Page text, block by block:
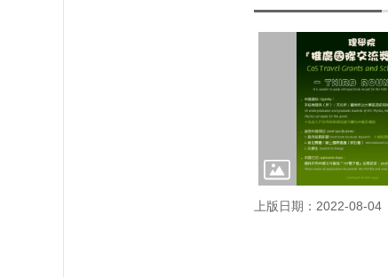
上版日期：2022-08-04